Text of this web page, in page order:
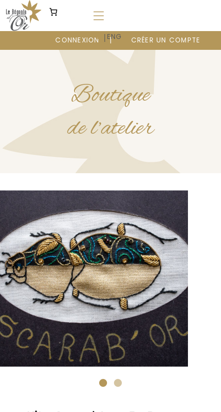
au
contenu
FR | ENG
CONNEXION CRÉER UN COMPTE
Boutique
de l’atelier